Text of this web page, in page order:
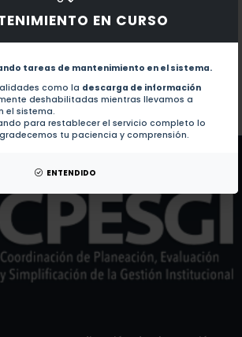
EN CURSO
tareas de mantenimiento en el sistema.
como la descarga de información
deshabilitadas mientras llevamos a
el sistema.
para restablecer el servicio completo lo
tu paciencia y comprensión.
ENTENDIDO
No hay tesis de este autor.
No hay patentes de este autor.